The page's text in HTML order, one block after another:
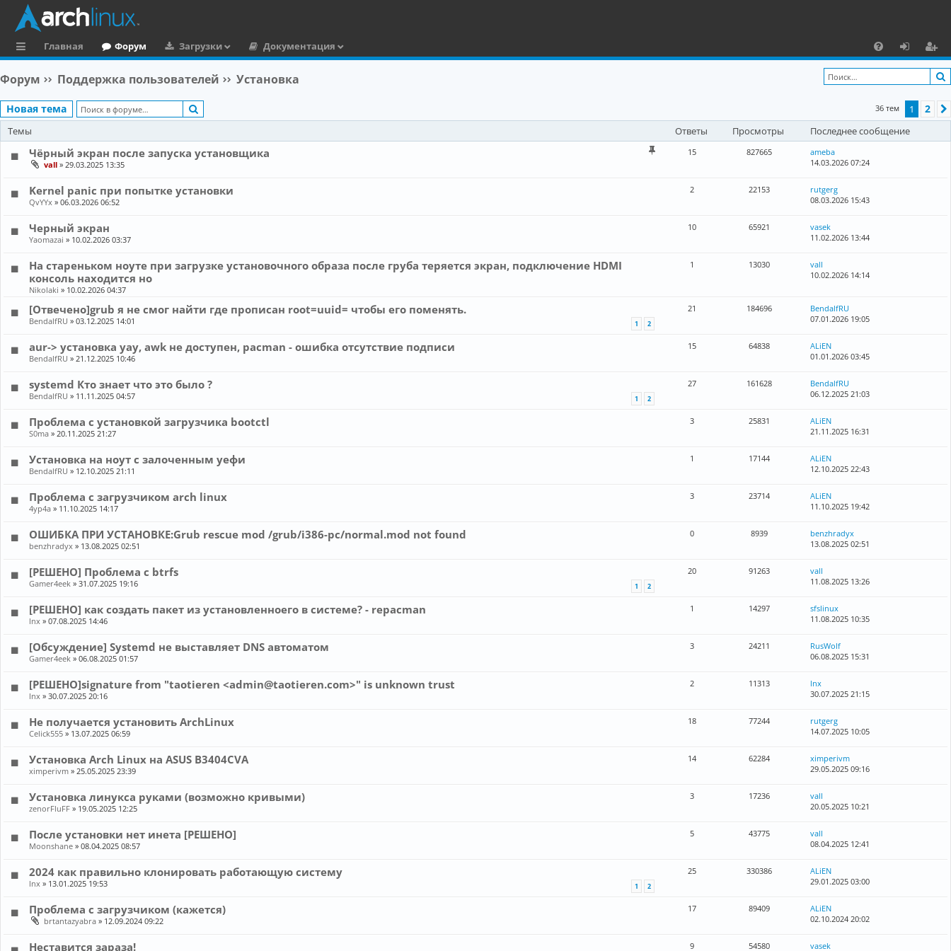
ы
л
к
и
Главная Форум Загрузки
Документация
F
A
Q
х
о
ег
и
ст
Форум Поддержка пользователей Установка
Новая тема 36 тем 1 2
Темы Ответы Просмотры Последнее сообщение
Чёрный экран после запуска установщика
vall » 29.03.2025 13:35
15 827665
ameba
14.03.2026 07:24
Kernel panic при попытке установки
QvYYx » 06.03.2026 06:52
2 22153
rutgerg
08.03.2026 15:43
Черный экран
Yaomazai » 10.02.2026 03:37
10 65921
vasek
11.02.2026 13:44
На стареньком ноуте при загрузке установочного образа после груба теряется экран, подключение HDMI
консоль находится но
Nikolaki » 10.02.2026 04:37
1 13030
vall
10.02.2026 14:14
[Отвечено]grub я не смог найти где прописан root=uuid= чтобы его поменять.
BendalfRU » 03.12.2025 14:01 1 2
21 184696
BendalfRU
07.01.2026 19:05
aur-> установка yay, awk не доступен, pacman - ошибка отсутствие подписи
BendalfRU » 21.12.2025 10:46
15 64838
ALiEN
01.01.2026 03:45
systemd Кто знает что это было ?
BendalfRU » 11.11.2025 04:57 1 2
27 161628
BendalfRU
06.12.2025 21:03
Проблема с установкой загрузчика bootctl
S0ma » 20.11.2025 21:27
3 25831
ALiEN
21.11.2025 16:31
Установка на ноут с залоченным уефи
BendalfRU » 12.10.2025 21:11
1 17144
ALiEN
12.10.2025 22:43
Проблема с загрузчиком arch linux
4yp4a » 11.10.2025 14:17
3 23714
ALiEN
11.10.2025 19:42
ОШИБКА ПРИ УСТАНОВКЕ:Grub rescue mod /grub/i386-pc/normal.mod not found
benzhradyx » 13.08.2025 02:51
0 8939
benzhradyx
13.08.2025 02:51
[РЕШЕНО] Проблема с btrfs
Gamer4eek » 31.07.2025 19:16 1 2
20 91263
vall
11.08.2025 13:26
[РЕШЕНО] как создать пакет из установленноего в системе? - repacman
lnx » 07.08.2025 14:46
1 14297
sfslinux
11.08.2025 10:35
[Обсуждение] Systemd не выставляет DNS автоматом
Gamer4eek » 06.08.2025 01:57
3 24211
RusWolf
06.08.2025 15:31
[РЕШЕНО]signature from "taotieren <admin@taotieren.com>" is unknown trust
lnx » 30.07.2025 20:16
2 11313
lnx
30.07.2025 21:15
Не получается установить ArchLinux
Celick555 » 13.07.2025 06:59
18 77244
rutgerg
14.07.2025 10:05
Установка Arch Linux на ASUS B3404CVA
ximperivm » 25.05.2025 23:39
14 62284
ximperivm
29.05.2025 09:16
Установка линукса руками (возможно кривыми)
zenorFluFF » 19.05.2025 12:25
3 17236
vall
20.05.2025 10:21
После установки нет инета [РЕШЕНО]
Moonshane » 08.04.2025 08:57
5 43775
vall
08.04.2025 12:41
2024 как правильно клонировать работающую систему
lnx » 13.01.2025 19:53 1 2
25 330386
ALiEN
29.01.2025 03:00
Проблема с загрузчиком (кажется)
brtantazyabra » 12.09.2024 09:22
17 89409
ALiEN
02.10.2024 20:02
Неставится зараза! 9 54580 vasek